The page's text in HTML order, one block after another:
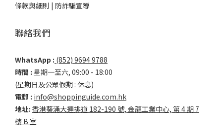
條款與細則 | 防詐騙宣導
聯絡我們
WhatsApp : (852) 9694 9788
時間 : 星期一至六, 09:00 - 18:00
(星期日及公眾假期 : 休息)
電郵 : info@shoppinguide.com.hk
地址: 香港葵涌大連排道 182-190 號, 金龍工業中心, 第 4 期 7
樓 B 室